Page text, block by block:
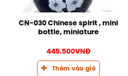
CN-030 Chinese spirit , mini
bottle, miniature
445.500VNĐ
Thêm vào giỏ